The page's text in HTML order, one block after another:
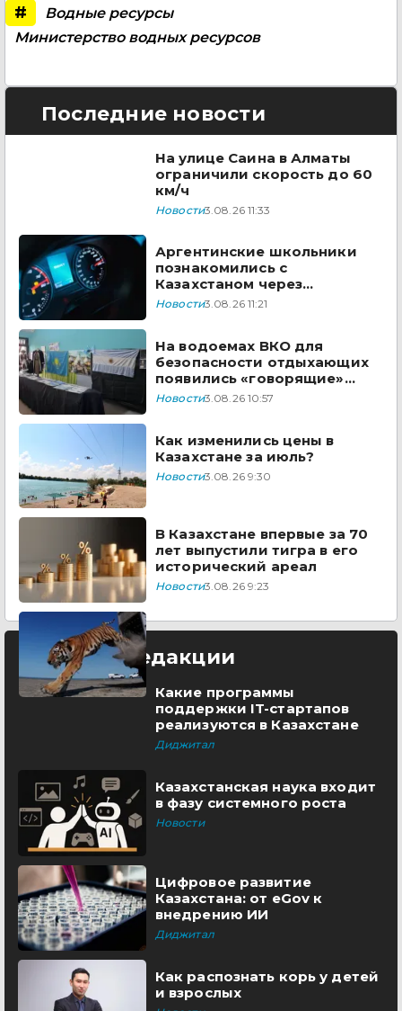
#
Водные ресурсы
Министерство водных ресурсов
Последние новости
На улице Саина в Алматы
ограничили скорость до 60
км/ч
Новости3.08.26 11:33
Аргентинские школьники
познакомились с
Казахстаном через
творчество Димаша
Новости3.08.26 11:21
На водоемах ВКО для
безопасности отдыхающих
появились «говорящие»
дроны
Новости3.08.26 10:57
Как изменились цены в
Казахстане за июль?
Новости3.08.26 9:30
В Казахстане впервые за 70
лет выпустили тигра в его
исторический ареал
Новости3.08.26 9:23
Выбор редакции
Какие программы
поддержки IT-стартапов
реализуются в Казахстане
Диджитал
Казахстанская наука входит
в фазу системного роста
Новости
Цифровое развитие
Казахстана: от eGov к
внедрению ИИ
Диджитал
Как распознать корь у детей
и взрослых